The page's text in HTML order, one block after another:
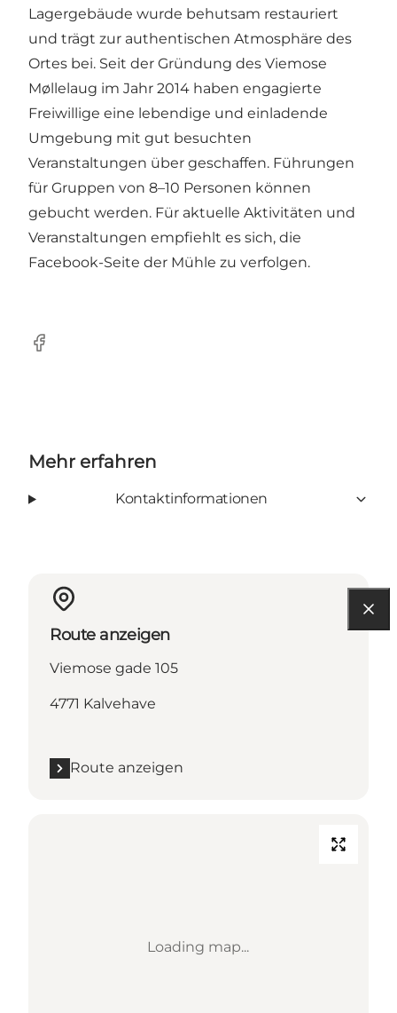
Lagergebäude wurde behutsam restauriert
und trägt zur authentischen Atmosphäre des
Ortes bei. Seit der Gründung des Viemose
Møllelaug im Jahr 2014 haben engagierte
Freiwillige eine lebendige und einladende
Umgebung mit gut besuchten
Veranstaltungen über geschaffen. Führungen
für Gruppen von 8–10 Personen können
gebucht werden. Für aktuelle Aktivitäten und
Veranstaltungen empfiehlt es sich, die
Facebook-Seite der Mühle zu verfolgen.
Facebook
Mehr erfahren
Kontaktinformationen
Route anzeigen
Viemose gade 105
4771 Kalvehave
Route anzeigen
Loading map...